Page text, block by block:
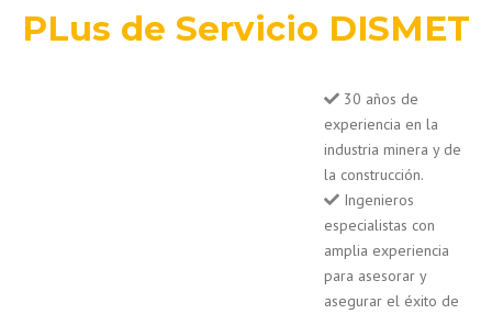
PLus de Servicio DISMET
30 años de
experiencia en la
industria minera y de
la construcción.
Ingenieros
especialistas con
amplia experiencia
para asesorar y
asegurar el éxito de